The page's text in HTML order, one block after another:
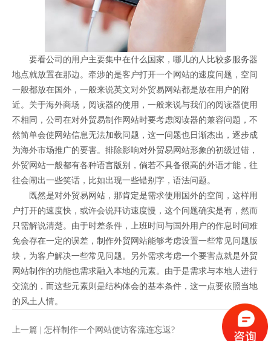
要看公司的用户主要集中在什么国家，哪儿的人比较多服务器
地点就放置在那边。牵涉的是客户打开一个网站的速度问题，空间
一般都放在国外，一般来说英文对外贸易网站都是放在用户的附
近。关于海外商场，阅读器的使用，一般来说与我们的阅读器使用
不相同，公司在对外贸易制作网站时要考虑阅读器的兼容问题，不
然简单会使网站信息无法加载问题，这一问题也日渐杰出，逐步成
为海外市场推广的要害。排除影响对外贸易网站形象的初级过错，
外贸网站一般都有各种语言版别，倘若不具备很高的外语才能，往
往会闹出一些笑话，比如出现一些错别字，语法问题。
既然是对外贸易网站，那肯定是需求使用国外的空间，这样用
户打开的速度快，或许会说拜访速度慢，这个问题确实是有，然而
只需解说清楚。由于时差条件，上班时间与国外用户的作息时间难
免会存在一定的误差，制作外贸网站能够考虑设置一些常见问题版
块，为客户解决一些常见问题。另外需求考虑一个要害点就是外贸
网站制作的功能也需求融入本地的元素。由于是需求与本地人进行
交流的，而这些元素则是结构体会的基本条件，这一点要依照当地
的风土人情。
上一篇 | 怎样制作一个网站使访客流连忘返?